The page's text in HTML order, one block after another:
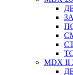
MDX II